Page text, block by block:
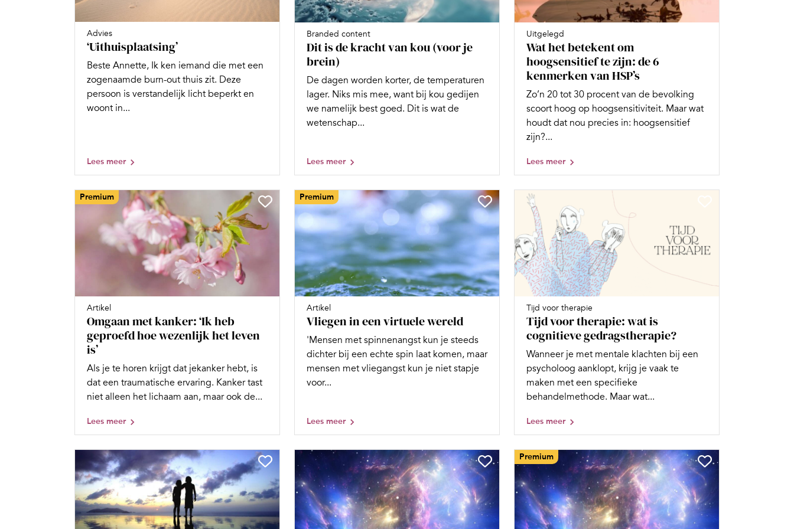
Advies
‘Uithuisplaatsing’
Beste Annette, Ik ken iemand die met een
zogenaamde burn-out thuis zit. Deze
persoon is verstandelijk licht beperkt en
woont in...
Lees meer
Branded content
Dit is de kracht van kou (voor je
brein)
De dagen worden korter, de temperaturen
lager. Niks mis mee, want bij kou gedijen
we namelijk best goed. Dit is wat de
wetenschap...
Lees meer
Uitgelegd
Wat het betekent om
hoogsensitief te zijn: de 6
kenmerken van HSP’s
Zo’n 20 tot 30 procent van de bevolking
scoort hoog op hoogsensitiviteit. Maar wat
houdt dat nou precies in: hoogsensitief
zijn?...
Lees meer
Premium
Artikel
Omgaan met kanker: ‘Ik heb
geproefd hoe wezenlijk het leven
is’
Als je te horen krijgt dat jekanker hebt, is
dat een traumatische ervaring. Kanker tast
niet alleen het lichaam aan, maar ook de...
Lees meer
Premium
Artikel
Vliegen in een virtuele wereld
'Mensen met spinnenangst kun je steeds
dichter bij een echte spin laat komen, maar
mensen met vliegangst kun je niet stapje
voor...
Lees meer
Tijd voor therapie
Tijd voor therapie: wat is
cognitieve gedragstherapie?
Wanneer je met mentale klachten bij een
psycholoog aanklopt, krijg je vaak te
maken met een specifieke
behandelmethode. Maar wat...
Lees meer
Premium